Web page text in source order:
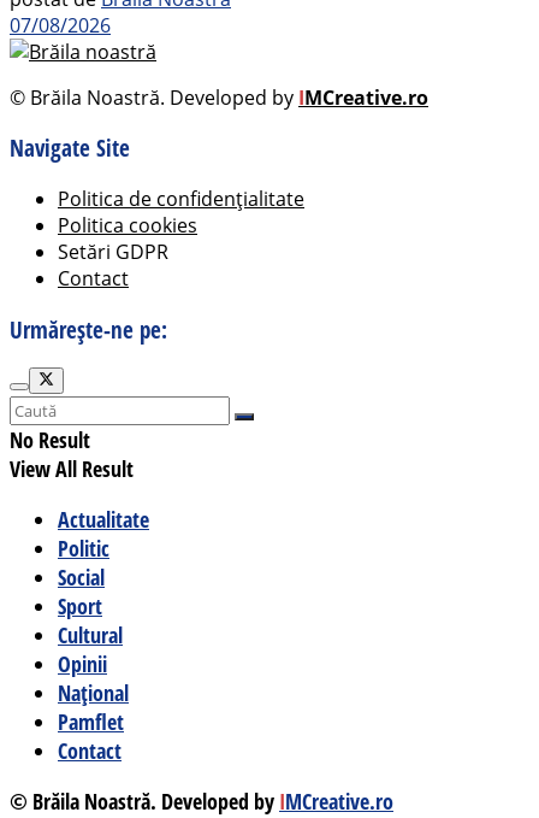
07/08/2026
© Brăila Noastră. Developed by IMCreative.ro
Navigate Site
Politica de confidențialitate
Politica cookies
Setări GDPR
Contact
Urmărește-ne pe:
No Result
View All Result
Actualitate
Politic
Social
Sport
Cultural
Opinii
Național
Pamflet
Contact
© Brăila Noastră. Developed by IMCreative.ro